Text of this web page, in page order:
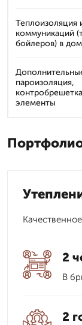
Теплоизоляция
коммуникаций
бойлеров) в
пароизоляция,
элементы
2
В
2